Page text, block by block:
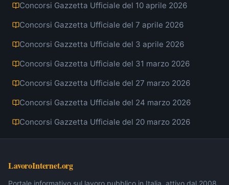
Concorsi Gazzetta Ufficiale del 10 aprile 2026
Concorsi Gazzetta Ufficiale del 7 aprile 2026
Concorsi Gazzetta Ufficiale del 3 aprile 2026
Concorsi Gazzetta Ufficiale del 31 marzo 2026
Concorsi Gazzetta Ufficiale del 27 marzo 2026
Concorsi Gazzetta Ufficiale del 24 marzo 2026
Concorsi Gazzetta Ufficiale del 20 marzo 2026
LavoroInternet.org
Portale informativo sul lavoro pubblico in Italia, attivo dal 2008.